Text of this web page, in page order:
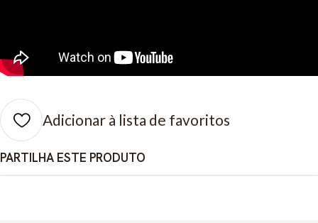
Adicionar à lista de favoritos
PARTILHA ESTE PRODUTO